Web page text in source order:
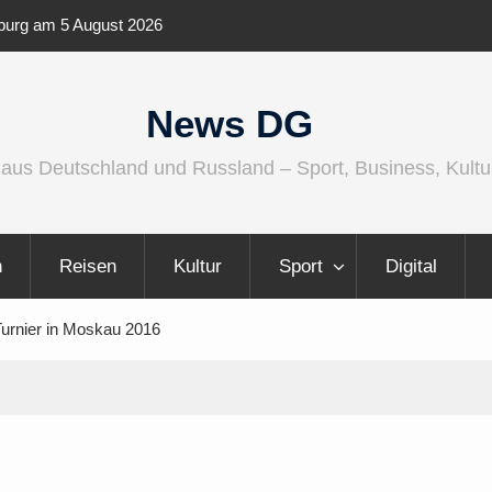
2026 Audio wird größer, internationaler und
News DG
Deutschland und Russland – Sport, Business,
Reisen Kultur Sport Digital
in Moskau 2016